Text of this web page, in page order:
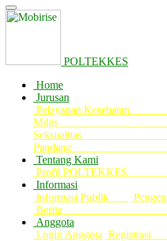
POLTEKKES
Home
Jurusan
Pelayanan
Tentang Kami
Profil
Informasi
Informasi Publik
Anggota
Login Anggota